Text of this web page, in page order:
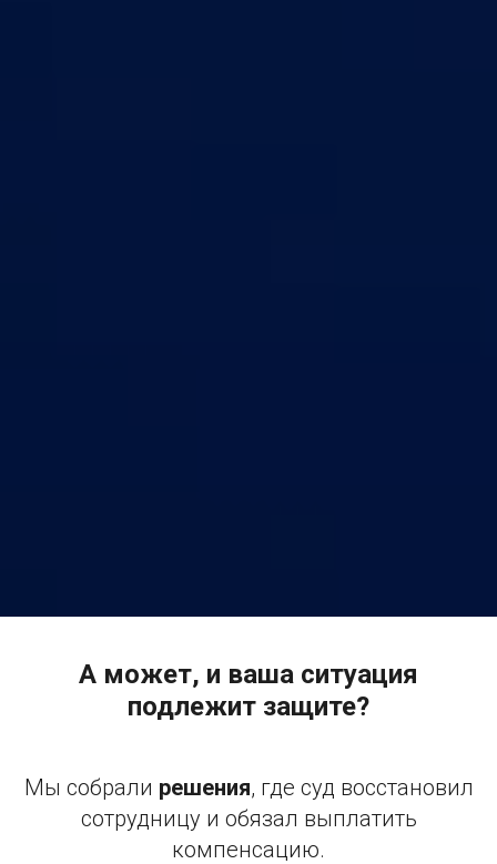
А может, и ваша ситуация
подлежит защите?
Мы собрали решения, где суд восстановил
сотрудницу и обязал выплатить
компенсацию.